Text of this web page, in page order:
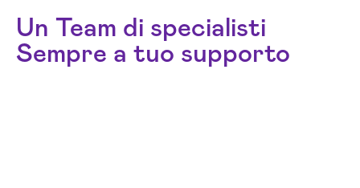
Un Team di specialisti
Sempre a tuo supporto